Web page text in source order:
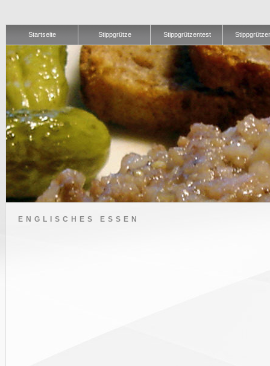
Startseite Stippgrütze Stippgrützentest
ENGLISCHES ESSEN